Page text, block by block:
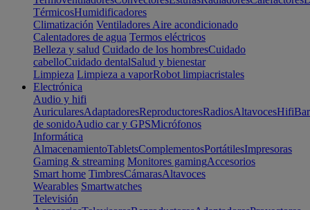
TérmicosHumidificadores
Climatización Ventiladores Aire acondicionado
Calentadores de agua Termos eléctricos
Belleza y salud Cuidado de los hombresCuidado
cabelloCuidado dentalSalud y bienestar
Limpieza Limpieza a vaporRobot limpiacristales
Electrónica
Audio y hifi
AuricularesAdaptadoresReproductoresRadiosAltavocesHifi
de sonidoAudio car y GPSMicrófonos
Informática
AlmacenamientoTabletsComplementosPortátilesImpresoras
Gaming & streaming Monitores gamingAccesorios
Smart home TimbresCámarasAltavoces
Wearables Smartwatches
Televisión